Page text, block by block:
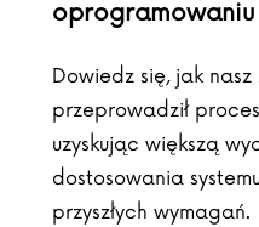
oprogramowaniu
Dowiedz się, jak nasz
przeprowadził
uzyskując większą
dostosowania
przyszłych wymagań.